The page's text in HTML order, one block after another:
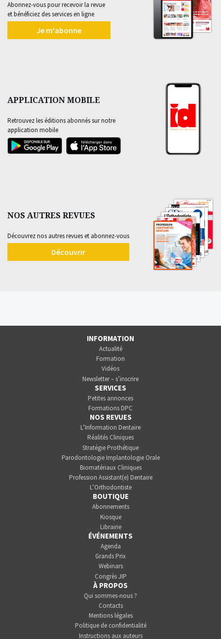
Abonnez-vous pour recevoir la revue
et bénéficiez des services en ligne
Je m'abonne
APPLICATION MOBILE
Retrouvez les éditions abonnés sur notre
application mobile
NOS AUTRES REVUES
Découvrez nos autres revues et abonnez-vous
Découvrir
INFORMATION
Actualité
Formation
Vidéos
Newsletter – s’inscrire
SERVICES
Petites annonces
Formations DPC
NOS REVUES
L’Information Dentaire
Réalités Cliniques
Stratégie Prothétique
Parodontologie Implantologie Orale
Biomatériaux Cliniques
Profession Assistant(e) Dentaire
L’Orthodontiste
BOUTIQUE
Abonnements
Kiosque
Librairie
ÉVÉNEMENTS
Agenda
Grands Prix
Webinars
Congrès JIP
À PROPOS
Qui sommes-nous ?
Contacts
Mentions légales
Politique de confidentialité
Instructions aux auteurs